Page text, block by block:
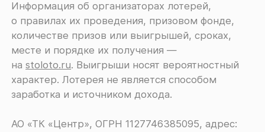
Информация об организаторах лотерей,
о правилах их проведения, призовом фонде,
количестве призов или выигрышей, сроках,
месте и порядке их получения ―
наstoloto.ru. Выигрыши носят вероятностный
характер. Лотерея не является способом
заработка и источником дохода.
АО «ТК «Центр», ОГРН 1127746385095, адрес: